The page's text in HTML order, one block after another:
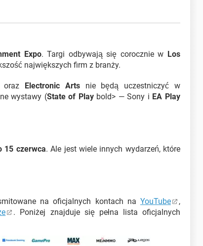
Expo. Targi odbywają się corocznie w Los
największych firm z branży.
oraz Electronic Artsnie będą uczestniczyć w
wystawy (State of Playbold> — Sony i EA Play
15 czerwca. Ale jest wiele innych wydarzeń, które
na oficjalnych kontach na YouTube
,
. Poniżej znajduje się pełna lista oficjalnych